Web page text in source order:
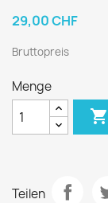
29,00 CHF
Bruttopreis
Menge

Teilen